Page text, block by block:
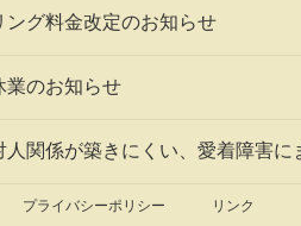
ング料金改定のお知らせ
業のお知らせ
人関係が築きにくい、愛着障害に
プライバシーポリシー リンク